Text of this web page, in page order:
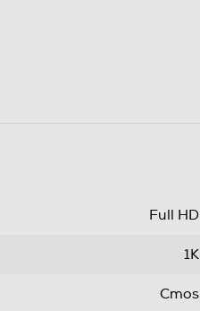
Full HD
1K
Cmos